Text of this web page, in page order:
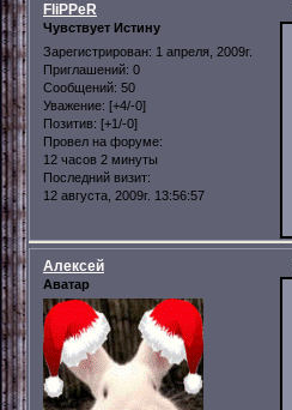
FliPPeR
Чувствует Истину
Зарегистрирован: 1 апреля, 2009г.
Приглашений: 0
Сообщений: 50
Уважение: [+4/-0]
Позитив: [+1/-0]
Провел на форуме:
12 часов 2 минуты
Последний визит:
12 августа, 2009г. 13:56:57
Алексей
Аватар